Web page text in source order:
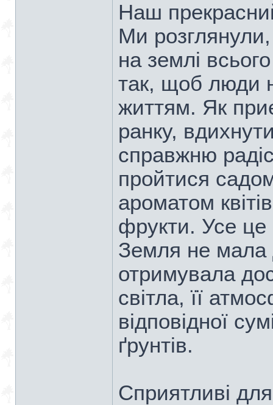
Наш
Ми
на землі
так, щоб люди
життям. Як
ранку,
справжню
пройтися
ароматом
фрукти. Усе
Земля не мала
отримувала
світла, її
відповідної
ґрунтів.
Сприятливі